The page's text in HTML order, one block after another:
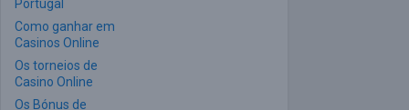
Portugal
Como ganhar em
Casinos Online
Os torneios de
Casino Online
Os Bónus de